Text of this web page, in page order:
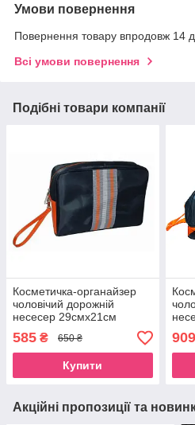
Умови повернення
Повернення товару впродовж 14
Всі умови повернення
Подібні товари компанії
Косметичка-органайзер
чоловічий дорожній
несесер 29смх21см
чорний для туалетного
приладдя Beauty Luxury
585 ₴ 650 ₴
Купити
909
Акційні пропозиції та